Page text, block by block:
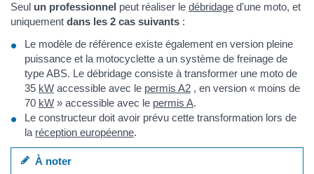
Seul un professionnel peut réaliser le débridage d'une moto, et
uniquement dans les 2 cas suivants :
Le modèle de référence existe également en version pleine
puissance et la motocyclette a un système de freinage de
type ABS. Le débridage consiste à transformer une moto de
35 kW accessible avec le permis A2 , en version « moins de
70 kW » accessible avec le permis A.
Le constructeur doit avoir prévu cette transformation lors de
la réception européenne.
À noter